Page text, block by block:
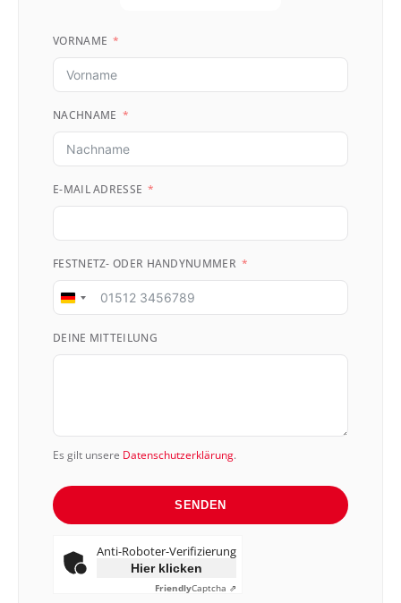
VORNAME
NACHNAME
E-MAIL ADRESSE
FESTNETZ- ODER HANDYNUMMER
Germany
DEINE MITTEILUNG
Es gilt unsere Datenschutzerklärung.
SENDEN
Anti-Roboter-Verifizierung
Hier klicken
FriendlyCaptcha ⇗